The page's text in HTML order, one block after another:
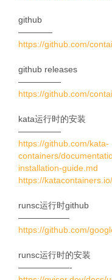
github
————
https://github.com/
github releases
—————
https://github.com/
kata运行时的安装
—————
https://github.com/kata-
containers/
installation-guide.md
https://
runsc运行时github
——————
https://github.com/
runsc运行时的安装
——————-